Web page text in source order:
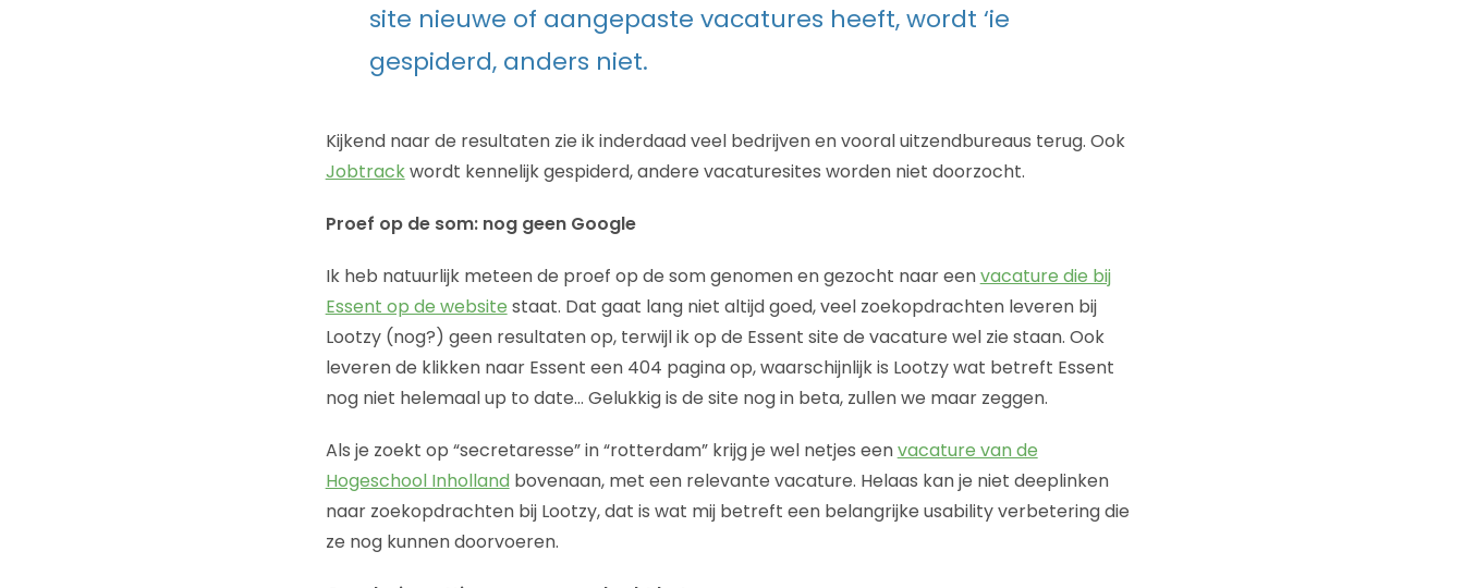
site nieuwe of aangepaste vacatures heeft, wordt ‘ie
gespiderd, anders niet.
Kijkend naar de resultaten zie ik inderdaad veel bedrijven en vooral uitzendbureaus terug. Ook
Jobtrackwordt kennelijk gespiderd, andere vacaturesites worden niet doorzocht.
Proef op de som: nog geen Google
Ik heb natuurlijk meteen de proef op de som genomen en gezocht naar eenvacature die bij
Essent op de website staat. Dat gaat lang niet altijd goed, veel zoekopdrachten leveren bij
Lootzy (nog?) geen resultaten op, terwijl ik op de Essent site de vacature wel zie staan. Ook
leveren de klikken naar Essent een 404 pagina op, waarschijnlijk is Lootzy wat betreft Essent
nog niet helemaal up to date… Gelukkig is de site nog in beta, zullen we maar zeggen.
Als je zoekt op “secretaresse” in “rotterdam” krijg je wel netjes eenvacature van de
Hogeschool Inholland bovenaan, met een relevante vacature. Helaas kan je niet deeplinken
naar zoekopdrachten bij Lootzy, dat is wat mij betreft een belangrijke usability verbetering die
ze nog kunnen doorvoeren.